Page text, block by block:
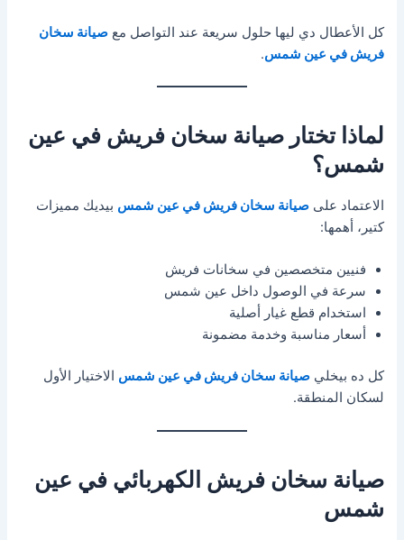
كل الأعطال دي ليها حلول سريعة عند التواصل معصيانة سخان
فريش في عين شمس.
لماذا تختار صيانة سخان فريش في عين
شمس؟
الاعتماد علىصيانة سخان فريش في عين شمس بيديك مميزات
كتير، أهمها:
فنيين متخصصين في سخانات فريش
سرعة في الوصول داخل عين شمس
استخدام قطع غيار أصلية
أسعار مناسبة وخدمة مضمونة
كل ده بيخليصيانة سخان فريش في عين شمس الاختيار الأول
لسكان المنطقة.
صيانة سخان فريش الكهربائي في عين
شمس